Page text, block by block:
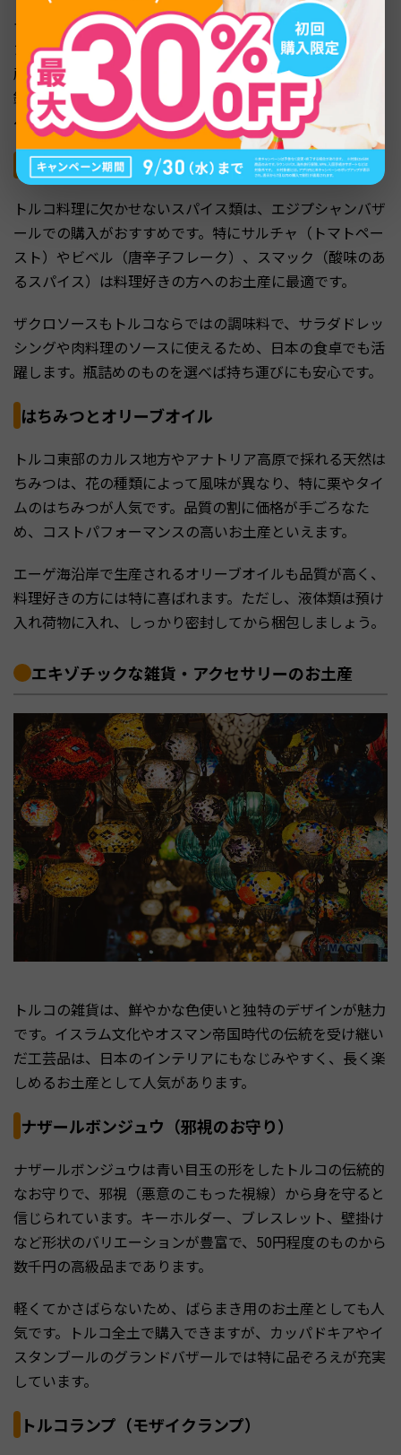
ティーバッグタイプなら軽くてかさばらず、お土産にぴっ
たりです。また、トルココーヒーはユネスコの無形文化遺
産にも登録された伝統的な飲み物で、細かく挽いた豆を小
鍋で煮出す独特の淹れ方が特徴です。専用の小鍋「ジャズ
ベ」とセットで贈ると、一層喜ばれるでしょう。
スパイスと調味料
トルコ料理に欠かせないスパイス類は、エジプシャンバザ
ールでの購入がおすすめです。特にサルチャ（トマトペー
スト）やビベル（唐辛子フレーク）、スマック（酸味のあ
るスパイス）は料理好きの方へのお土産に最適です。
ザクロソースもトルコならではの調味料で、サラダドレッ
シングや肉料理のソースに使えるため、日本の食卓でも活
躍します。瓶詰めのものを選べば持ち運びにも安心です。
はちみつとオリーブオイル
トルコ東部のカルス地方やアナトリア高原で採れる天然は
ちみつは、花の種類によって風味が異なり、特に栗やタイ
ムのはちみつが人気です。品質の割に価格が手ごろなた
め、コストパフォーマンスの高いお土産といえます。
エーゲ海沿岸で生産されるオリーブオイルも品質が高く、
料理好きの方には特に喜ばれます。ただし、液体類は預け
入れ荷物に入れ、しっかり密封してから梱包しましょう。
エキゾチックな雑貨・アクセサリーのお土産
トルコの雑貨は、鮮やかな色使いと独特のデザインが魅力
です。イスラム文化やオスマン帝国時代の伝統を受け継い
だ工芸品は、日本のインテリアにもなじみやすく、長く楽
しめるお土産として人気があります。
ナザールボンジュウ（邪視のお守り）
ナザールボンジュウは青い目玉の形をしたトルコの伝統的
なお守りで、邪視（悪意のこもった視線）から身を守ると
信じられています。キーホルダー、ブレスレット、壁掛け
など形状のバリエーションが豊富で、50円程度のものから
数千円の高級品まであります。
軽くてかさばらないため、ばらまき用のお土産としても人
気です。トルコ全土で購入できますが、カッパドキアやイ
スタンブールのグランドバザールでは特に品ぞろえが充実
しています。
トルコランプ（モザイクランプ）